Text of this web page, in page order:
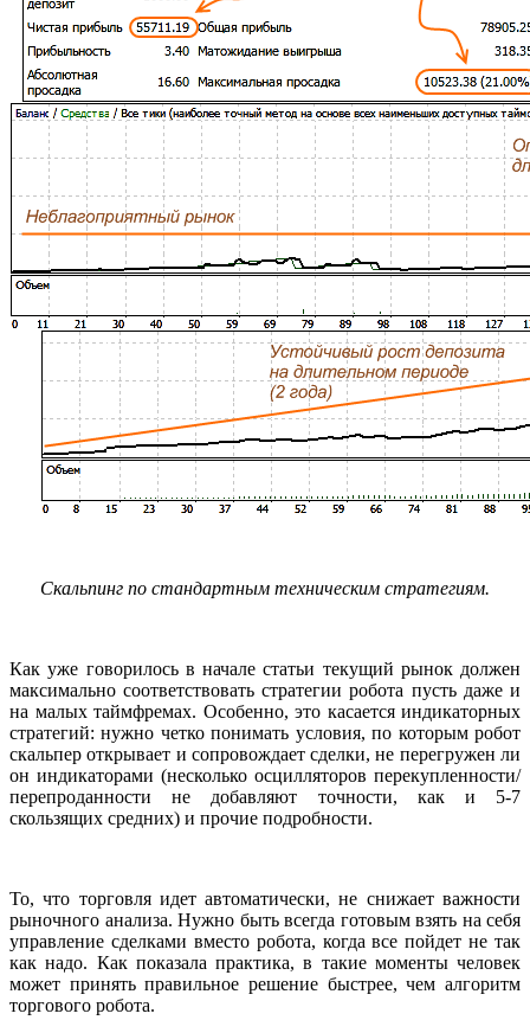
Скальпинг по стандартным техническим стратегиям.
Как уже говорилось в начале статьи текущий рынок должен
максимально соответствовать стратегии робота пусть даже и
на малых таймфремах. Особенно, это касается индикаторных
стратегий: нужно четко понимать условия, по которым робот
скальпер открывает и сопровождает сделки, не перегружен ли
он индикаторами (несколько осцилляторов перекупленности/
перепроданности не добавляют точности, как и 5-7
скользящих средних) и прочие подробности.
То, что торговля идет автоматически, не снижает важности
рыночного анализа. Нужно быть всегда готовым взять на себя
управление сделками вместо робота, когда все пойдет не так
как надо. Как показала практика, в такие моменты человек
может принять правильное решение быстрее, чем алгоритм
торгового робота.